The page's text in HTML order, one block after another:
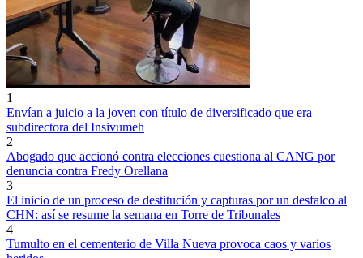
1
Envían a juicio a la joven con título de diversificado que era
subdirectora del Insivumeh
2
Abogado que accionó contra elecciones cuestiona al CANG por
denuncia contra Fredy Orellana
3
El inicio de un proceso de destitución y capturas por un desfalco al
CHN: así se resume la semana en Torre de Tribunales
4
Tumulto en el cementerio de Villa Nueva provoca caos y varios